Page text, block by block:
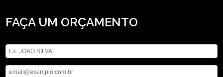
FAÇA UM ORÇAMENTO